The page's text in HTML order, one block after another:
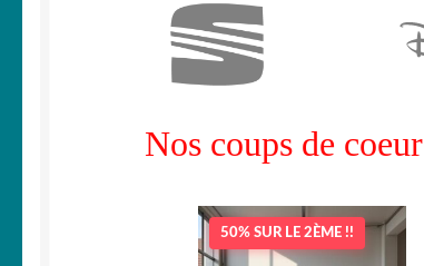
Nos coups de coeur
50% SUR LE 2ÈME !!